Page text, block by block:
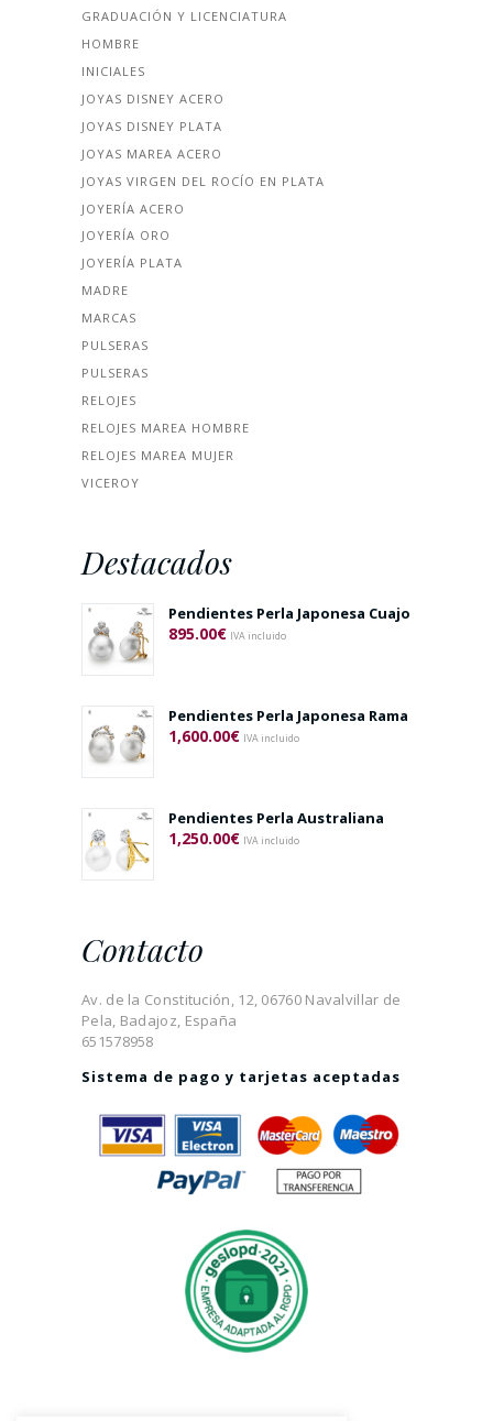
GRADUACIÓN Y LICENCIATURA
HOMBRE
INICIALES
JOYAS DISNEY ACERO
JOYAS DISNEY PLATA
JOYAS MAREA ACERO
JOYAS VIRGEN DEL ROCÍO EN PLATA
JOYERÍA ACERO
JOYERÍA ORO
JOYERÍA PLATA
MADRE
MARCAS
PULSERAS
PULSERAS
RELOJES
RELOJES MAREA HOMBRE
RELOJES MAREA MUJER
VICEROY
Destacados
Pendientes Perla Japonesa Cuajo
895.00€ IVA incluido
Pendientes Perla Japonesa Rama
1,600.00€ IVA incluido
Pendientes Perla Australiana
1,250.00€ IVA incluido
Contacto
Av. de la Constitución, 12, 06760 Navalvillar de
Pela, Badajoz, España
651578958
Sistema de pago y tarjetas aceptadas